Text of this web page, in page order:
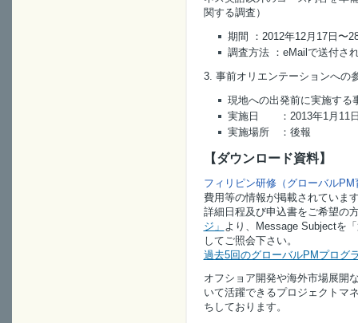
関する調査）
期間
：2012年12月17日〜
調査方法
：eMailで送付さ
3. 事前オリエンテーションへの
現地への出発前に実施する
実施日 ：2013年1月11
実施場所 ：後報
【ダウンロード資料】
フィリピン研修（グローバル
費用等の情報が掲載されていま
詳細日程及び申込書をご希望の
ジ」 より、Message Subjectを
してご照会下さい。
過去5回のグローバルPMプログ
オフショア開発や海外市場展開
いて活躍できるプロジェクトマ
ちしております。